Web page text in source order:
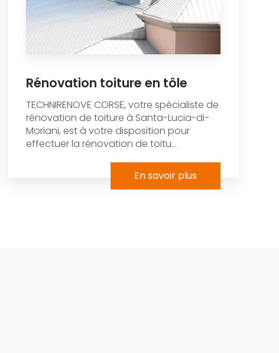
Rénovation toiture en tôle
TECHNIRENOVE CORSE, votre spécialiste de
rénovation de toiture à Santa-Lucia-di-
Moriani, est à votre disposition pour
effectuer la rénovation de toitu...
En savoir plus